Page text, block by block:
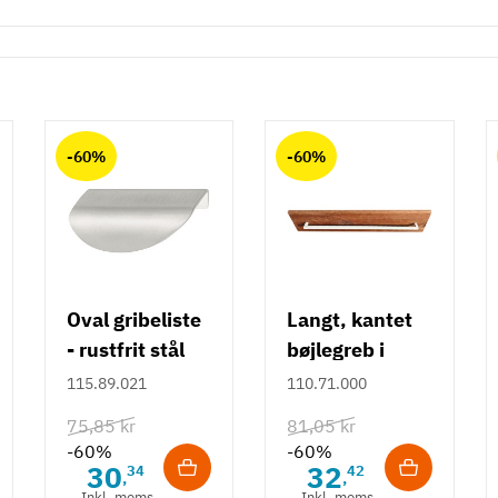
-60%
Oval gribeliste
- rustfrit stål
115.89.021
75,85 kr
-60%
30,34
-60%
Langt, kantet
bøjlegreb i
rustfrit stål m/
- 490 mm
110.71.000
81,05 kr
-60%
32,42